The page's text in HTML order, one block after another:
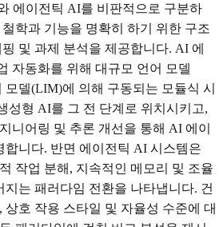
에이전틱 AI를 비판적으로 구분하
학과 기능을 명확히 하기 위한 구조
및 과제 분석을 제공합니다. AI 에
자동화를 위해 대규모 언어 모델
델(LIM)에 의해 구동되는 모듈식 시
성형 AI를 그 전 단계로 위치시키고,
니어링 및 추론 개선을 통해 AI 에이
합니다. 반면 에이전틱 AI 시스템은
작업 분해, 지속적인 메모리 및 조율
는 패러다임 전환을 나타냅니다. 건
상호 작용 스타일 및 자율성 수준에 대